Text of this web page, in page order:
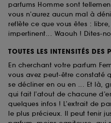
parfums Homme sont
vous n’aurez aucun mal à
reflète ce que vous êtes :
impertinent... Waouh ! Dites-
TOUTES LES INTENSITÉS DES
En cherchant votre parfum
vous avez peut-être constaté
se décliner en ou en ... Et là,
qui fait l’atout de chacune
quelques infos ! L’extrait de
le plus précieux. Il peut tenir